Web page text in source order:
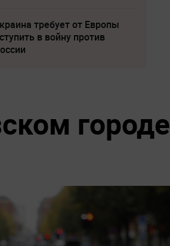
требует от Европы
в войну против
городе